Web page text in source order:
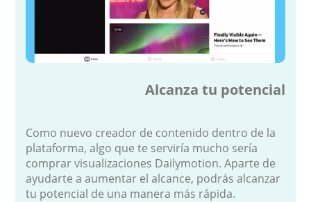
Alcanza tu potencial
Como nuevo creador de contenido dentro de la
plataforma, algo que te serviría mucho sería
comprar visualizaciones Dailymotion. Aparte de
ayudarte a aumentar el alcance, podrás alcanzar
tu potencial de una manera más rápida.